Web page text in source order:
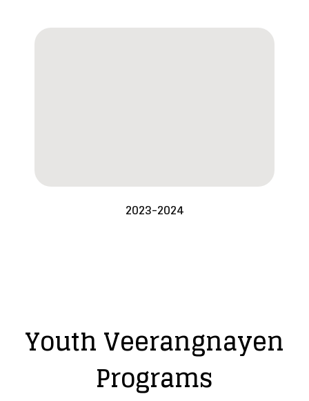
2023-2024
Youth Veerangnayen
Programs